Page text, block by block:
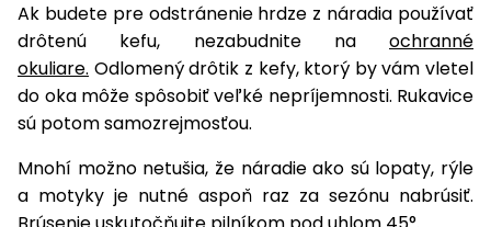
Zametacie
stroje
Snežné
frézy
Odhŕňače
a lopaty
Ak budete pre odstránenie hrdze z náradia používať
drôtenú kefu, nezabudnite na ochranné
okuliare. Odlomený drôtik z kefy, ktorý by vám vletel
do oka môže spôsobiť veľké nepríjemnosti. Rukavice
sú potom samozrejmosťou.
Mnohí možno netušia, že náradie ako sú lopaty, rýle
a motyky je nutné aspoň raz za sezónu nabrúsiť.